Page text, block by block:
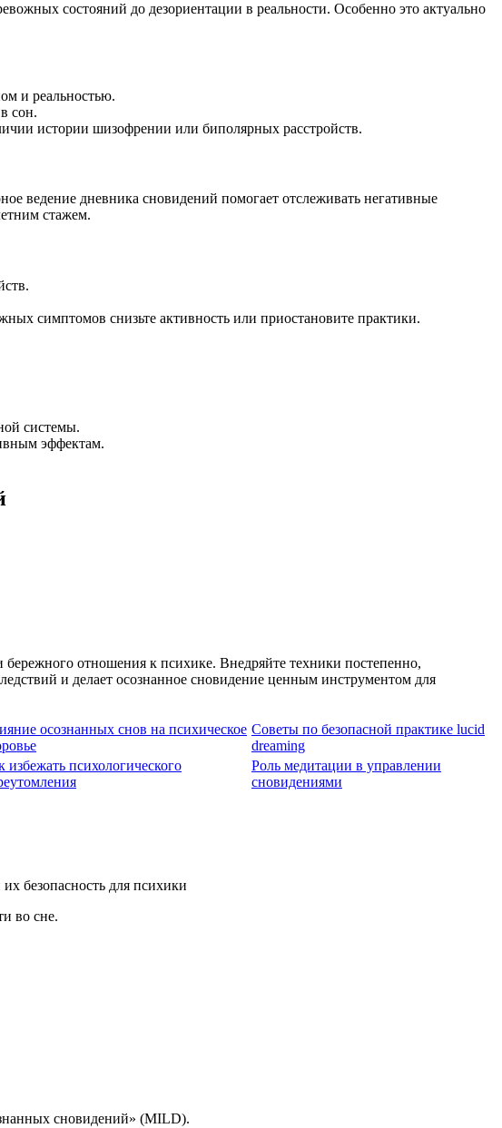
состояний до дезориентации в реальности. Особенно это актуально
и реальностью.
сон.
истории шизофрении или биполярных расстройств.
ведение дневника сновидений помогает отслеживать негативные
стажем.
симптомов снизьте активность или приостановите практики.
системы.
эффектам.
отношения к психике. Внедряйте техники постепенно,
и делает осознанное сновидение ценным инструментом для
осознанных снов на психическое Советы по безопасной практике lucid
dreaming
избежать психологического
Роль медитации в управлении
сновидениями
во сне.
сновидений» (MILD).